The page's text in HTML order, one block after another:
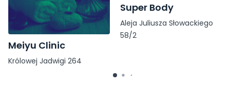
Meiyu Clinic
Królowej Jadwigi 264
Super Body
Aleja Juliusza Słowackiego
58/2